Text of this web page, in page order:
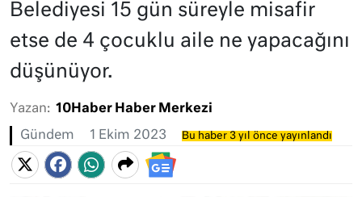
Belediyesi 15 gün süreyle misafir
etse de 4 çocuklu aile ne yapacağını
düşünüyor.
Yazan: 10Haber Haber Merkezi
Gündem 1 Ekim 2023 Bu haber 3 yıl önce yayınlandı